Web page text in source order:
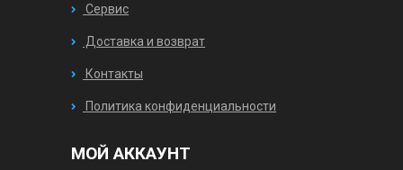
Сервис
Доставка и возврат
Контакты
Политика конфиденциальности
МОЙ АККАУНТ